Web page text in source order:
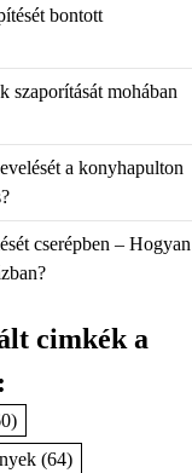
bontott
szaporítását mohában
a konyhapulton
cserépben – Hogyan
cimkék a
(64)